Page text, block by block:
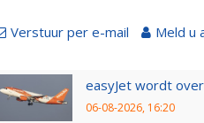
Verstuur per e-mail Meld u
easyJet wordt
06-08-2026, 16:20